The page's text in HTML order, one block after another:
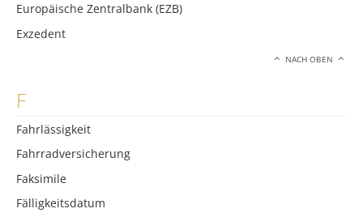
Europäische Zentralbank (EZB)
Exzedent
NACH OBEN
F
Fahrlässigkeit
Fahrradversicherung
Faksimile
Fälligkeitsdatum